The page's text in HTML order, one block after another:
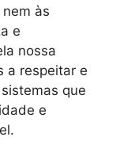
às
e
nossa
a respeitar e
que
e